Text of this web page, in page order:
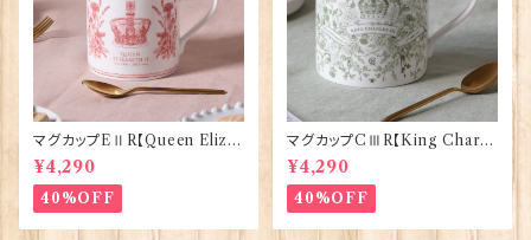
マグカップEⅡR【Queen Eliza
bethⅡ Commemorative】Vi
ctoria Eggs 50126
¥4,290
40%OFF
マグカップCⅢR【King Charle
sⅢ Coronation】Victoria E
ggs 50127
¥4,290
40%OFF